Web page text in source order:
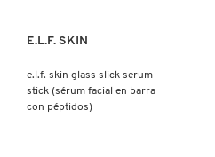
E.L.F. SKIN
e.l.f. skin glass slick serum
stick (sérum facial en barra
con péptidos)